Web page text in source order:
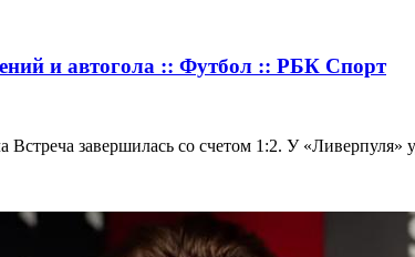
и автогола :: Футбол :: РБК Спорт
завершилась со счетом 1:2. У «Ливерпуля»